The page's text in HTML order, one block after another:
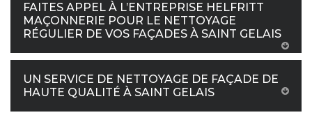
FAITES APPEL À L’ENTREPRISE HELFRITT
MAÇONNERIE POUR LE NETTOYAGE
RÉGULIER DE VOS FAÇADES À SAINT GELAIS
UN SERVICE DE NETTOYAGE DE FAÇADE DE
HAUTE QUALITÉ À SAINT GELAIS